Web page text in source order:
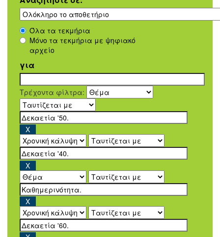
Όλα τα τεκμήρια
Μόνο τα τεκμήρια με ψηφιακό
αρχείο
για
Τρέχοντα φίλτρα: